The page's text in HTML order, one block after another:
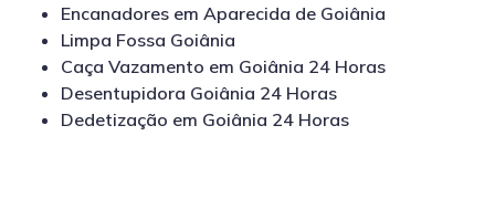
Encanadores em Aparecida de Goiânia
Limpa Fossa Goiânia
Caça Vazamento em Goiânia 24 Horas
Desentupidora Goiânia 24 Horas
Dedetização em Goiânia 24 Horas